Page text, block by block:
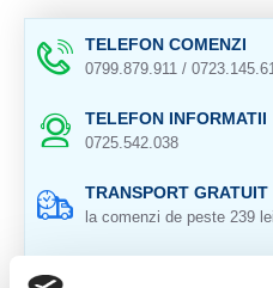
TELEFON COMENZI
0799.879.911 /
TELEFON INFORMATII
0725.542.038
TRANSPORT GRATUIT
la comenzi de peste 239 lei